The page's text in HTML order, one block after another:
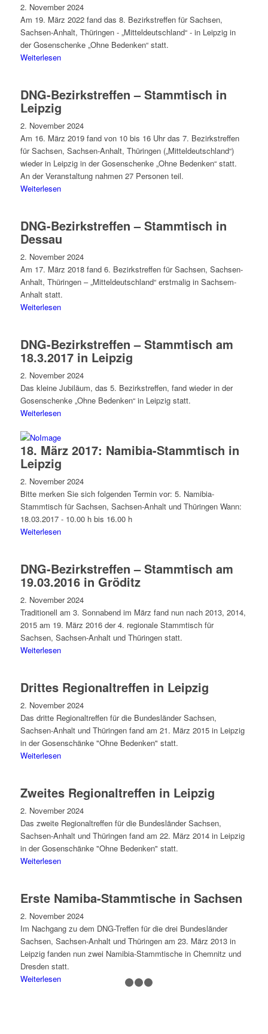
2. November 2024
Am 19. März 2022 fand das 8. Bezirkstreffen für Sachsen,
Sachsen-Anhalt, Thüringen - „Mitteldeutschland“ - in Leipzig in
der Gosenschenke „Ohne Bedenken“ statt.
Weiterlesen
DNG-Bezirkstreffen – Stammtisch in
Leipzig
2. November 2024
Am 16. März 2019 fand von 10 bis 16 Uhr das 7. Bezirkstreffen
für Sachsen, Sachsen-Anhalt, Thüringen („Mitteldeutschland“)
wieder in Leipzig in der Gosenschenke „Ohne Bedenken“ statt.
An der Veranstaltung nahmen 27 Personen teil.
Weiterlesen
DNG-Bezirkstreffen – Stammtisch in
Dessau
2. November 2024
Am 17. März 2018 fand 6. Bezirkstreffen für Sachsen, Sachsen-
Anhalt, Thüringen – „Mitteldeutschland“ erstmalig in Sachsem-
Anhalt statt.
Weiterlesen
DNG-Bezirkstreffen – Stammtisch am
18.3.2017 in Leipzig
2. November 2024
Das kleine Jubiläum, das 5. Bezirkstreffen, fand wieder in der
Gosenschenke „Ohne Bedenken“ in Leipzig statt.
Weiterlesen
18. März 2017: Namibia-Stammtisch in
Leipzig
2. November 2024
Bitte merken Sie sich folgenden Termin vor: 5. Namibia-
Stammtisch für Sachsen, Sachsen-Anhalt und Thüringen Wann:
18.03.2017 - 10.00 h bis 16.00 h
Weiterlesen
DNG-Bezirkstreffen – Stammtisch am
19.03.2016 in Gröditz
2. November 2024
Traditionell am 3. Sonnabend im März fand nun nach 2013, 2014,
2015 am 19. März 2016 der 4. regionale Stammtisch für
Sachsen, Sachsen-Anhalt und Thüringen statt.
Weiterlesen
Drittes Regionaltreffen in Leipzig
2. November 2024
Das dritte Regionaltreffen für die Bundesländer Sachsen,
Sachsen-Anhalt und Thüringen fand am 21. März 2015 in Leipzig
in der Gosenschänke "Ohne Bedenken" statt.
Weiterlesen
Zweites Regionaltreffen in Leipzig
2. November 2024
Das zweite Regionaltreffen für die Bundesländer Sachsen,
Sachsen-Anhalt und Thüringen fand am 22. März 2014 in Leipzig
in der Gosenschänke "Ohne Bedenken" statt.
Weiterlesen
Erste Namiba-Stammtische in Sachsen
2. November 2024
Im Nachgang zu dem DNG-Treffen für die drei Bundesländer
Sachsen, Sachsen-Anhalt und Thüringen am 23. März 2013 in
Leipzig fanden nun zwei Namibia-Stammtische in Chemnitz und
Dresden statt.
Weiterlesen